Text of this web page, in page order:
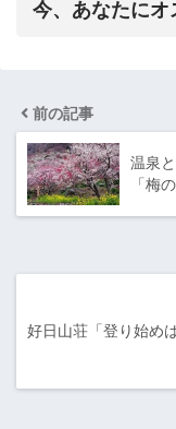
今、あなたにオ
前の記事
温泉
「梅
好日山荘「登り始め